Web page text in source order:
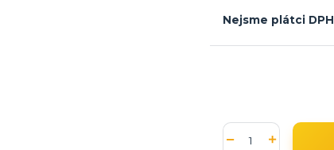
Nejsme plátci DPH